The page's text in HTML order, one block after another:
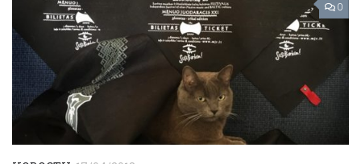
0